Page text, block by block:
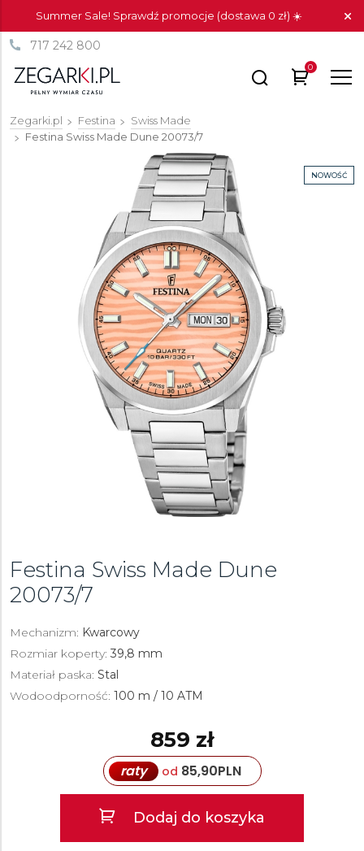
Summer Sale! Sprawdź promocje (dostawa 0 zł) ☀️
717 242 800
0
Zegarki.pl Festina
Swiss Made
Festina Swiss Made Dune 20073/7
NOWOŚĆ
Festina Swiss Made Dune
20073/7
Mechanizm: Kwarcowy
Rozmiar koperty: 39,8 mm
Materiał paska: Stal
Wodoodporność: 100 m / 10 ATM
859 zł
raty od 85,90PLN
Dodaj do koszyka